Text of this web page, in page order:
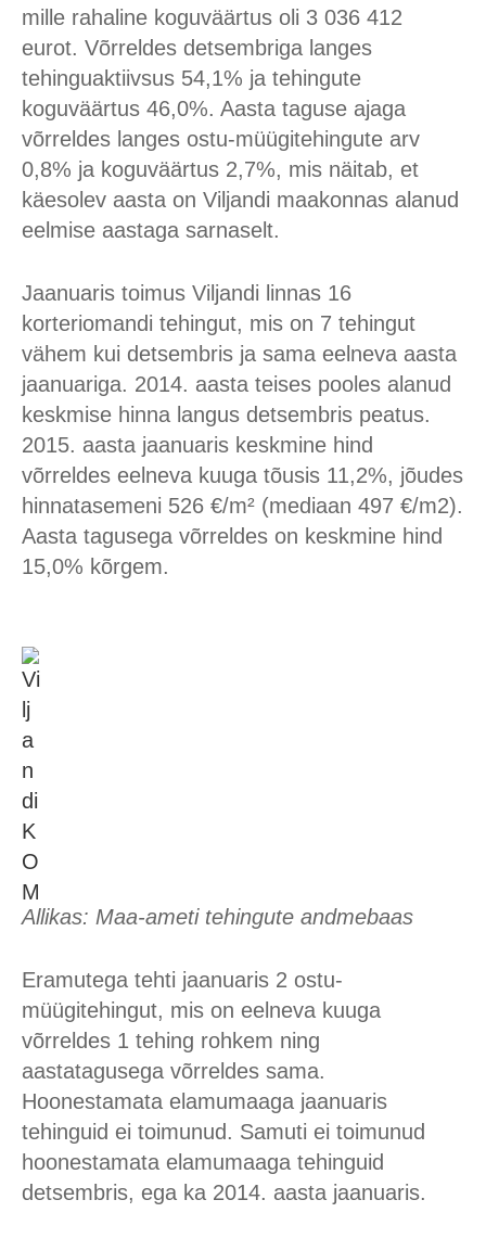
mille rahaline koguväärtus oli 3 036 412
eurot. Võrreldes detsembriga langes
tehinguaktiivsus 54,1% ja tehingute
koguväärtus 46,0%. Aasta taguse ajaga
võrreldes langes ostu-müügitehingute arv
0,8% ja koguväärtus 2,7%, mis näitab, et
käesolev aasta on Viljandi maakonnas alanud
eelmise aastaga sarnaselt.
Jaanuaris toimus Viljandi linnas 16
korteriomandi tehingut, mis on 7 tehingut
vähem kui detsembris ja sama eelneva aasta
jaanuariga. 2014. aasta teises pooles alanud
keskmise hinna langus detsembris peatus.
2015. aasta jaanuaris keskmine hind
võrreldes eelneva kuuga tõusis 11,2%, jõudes
hinnatasemeni 526 €/m² (mediaan 497 €/m2).
Aasta tagusega võrreldes on keskmine hind
15,0% kõrgem.
Allikas: Maa-ameti tehingute andmebaas
Eramutega tehti jaanuaris 2 ostu-
müügitehingut, mis on eelneva kuuga
võrreldes 1 tehing rohkem ning
aastatagusega võrreldes sama.
Hoonestamata elamumaaga jaanuaris
tehinguid ei toimunud. Samuti ei toimunud
hoonestamata elamumaaga tehinguid
detsembris, ega ka 2014. aasta jaanuaris.